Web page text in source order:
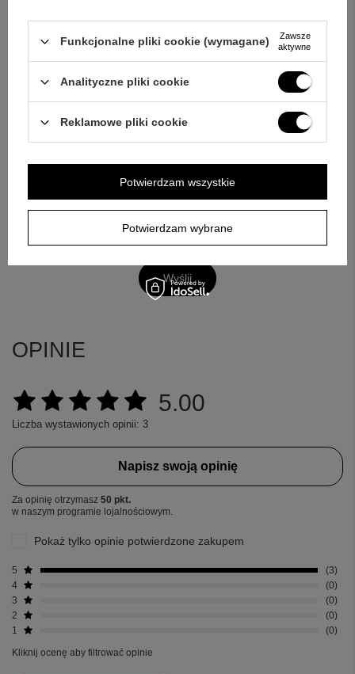
Jeżeli powyższy opis jest dla Ciebie niewystarczający, prześlij nam
swoje pytanie odnośnie tego produktu. Postaramy się odpowiedzieć tak
Dane są przetwarzane zgodnie z
polityką prywatności. Przesyłając je, akceptujesz jej postanowienia.
E-mail
Wyślij
OPINIE
5.00
Liczba wystawionych opinii: 3
Napisz swoją opinię
Za opinię otrzymasz 50 pkt.
w naszym programie lojalnościowym.
Pokaż tylko opinie potwierdzone zakupem
5
3
4
0
3
0
2
0
1
0
Kliknij ocenę aby filtrować opinie
Funkcjonalne pliki cookie (wymagane)
Zawsze
aktywne
Analityczne pliki cookie
Reklamowe pliki cookie
Potwierdzam wybrane
Potwierdzam wszystkie